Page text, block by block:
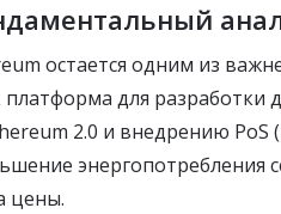
остается одним из
платформа для разработки
2.0 и внедрению PoS
энергопотребления
цены.